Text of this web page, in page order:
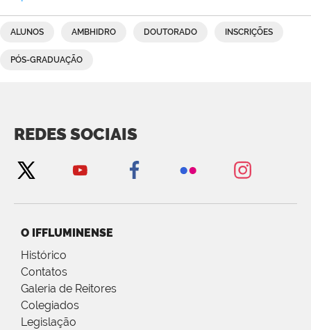
ALUNOS AMBHIDRO DOUTORADO INSCRIÇÕES
PÓS-GRADUAÇÃO
REDES SOCIAIS
O IFFLUMINENSE
Histórico
Contatos
Galeria de Reitores
Colegiados
Legislação